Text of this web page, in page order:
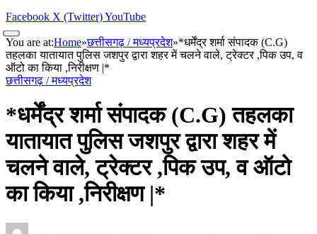
Facebook X (Twitter)YouTube
You are at:Home»छत्तीसगढ़ / मध्यप्रदेश»*धर्मेंद्र शर्मा संपादक (C.G)
तहलका यातायात पुलिस जशपुर द्वारा शहर में चलने वाले, ट्रेक्टर ,पिक उप, व
ऑटो का किया ,निरीक्षण |*
छत्तीसगढ़ / मध्यप्रदेश
*धर्मेंद्र शर्मा संपादक (C.G) तहलका
यातायात पुलिस जशपुर द्वारा शहर में
चलने वाले, ट्रेक्टर ,पिक उप, व ऑटो
का किया ,निरीक्षण |*